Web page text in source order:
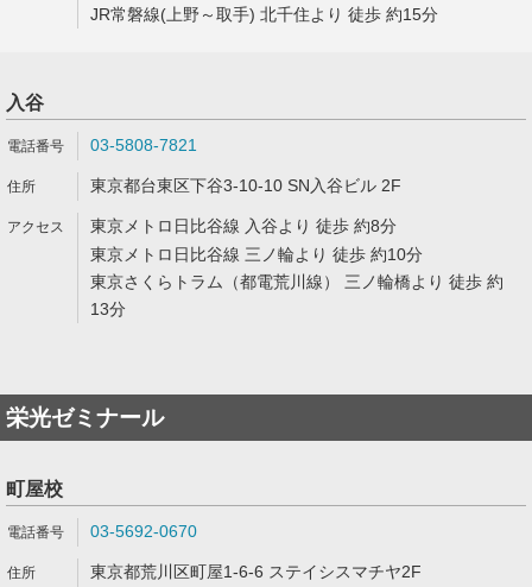
JR常磐線(上野～取手) 北千住より 徒歩 約15分
入谷
03-5808-7821
東京都台東区下谷3-10-10 SN入谷ビル 2F
東京メトロ日比谷線 入谷より 徒歩 約8分
東京メトロ日比谷線 三ノ輪より 徒歩 約10分
東京さくらトラム（都電荒川線） 三ノ輪橋より 徒歩 約
13分
栄光ゼミナール
町屋校
03-5692-0670
東京都荒川区町屋1-6-6 ステイシスマチヤ2F